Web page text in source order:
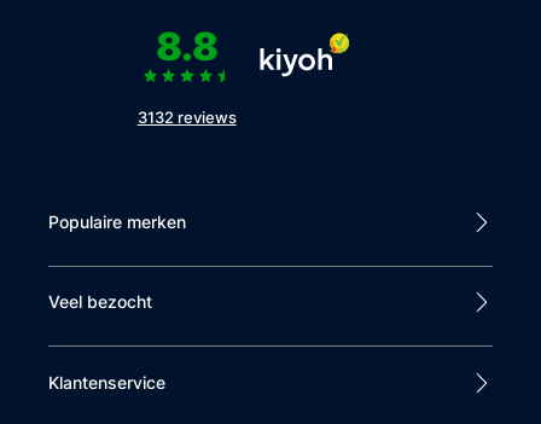
8.8
3132 reviews
Populaire merken
Veel bezocht
Klantenservice